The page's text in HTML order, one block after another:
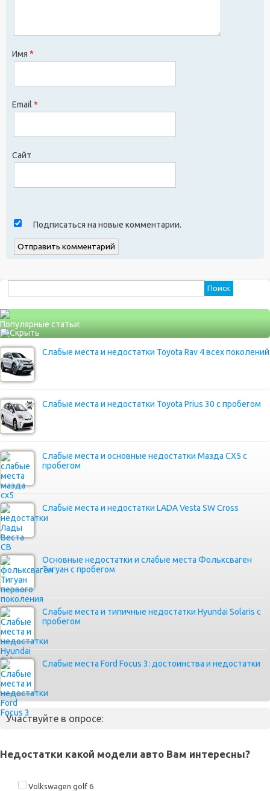
Имя *
Email *
Сайт
Подписаться на новые комментарии.
Популярные статьи:
Слабые места и недостатки Toyota Rav 4 всех поколений
Слабые места и недостатки Toyota Prius 30 с пробегом
Слабые места и основные недостатки Мазда СХ5 с
пробегом
Слабые места и недостатки LADA Vesta SW Cross
Основные недостатки и слабые места Фольксваген
Тигуан с пробегом
Слабые места и типичные недостатки Hyundai Solaris с
пробегом
Слабые места Ford Focus 3: достоинства и недостатки
Участвуйте в опросе:
Недостатки какой модели авто Вам интересны?
Volkswagen golf 6